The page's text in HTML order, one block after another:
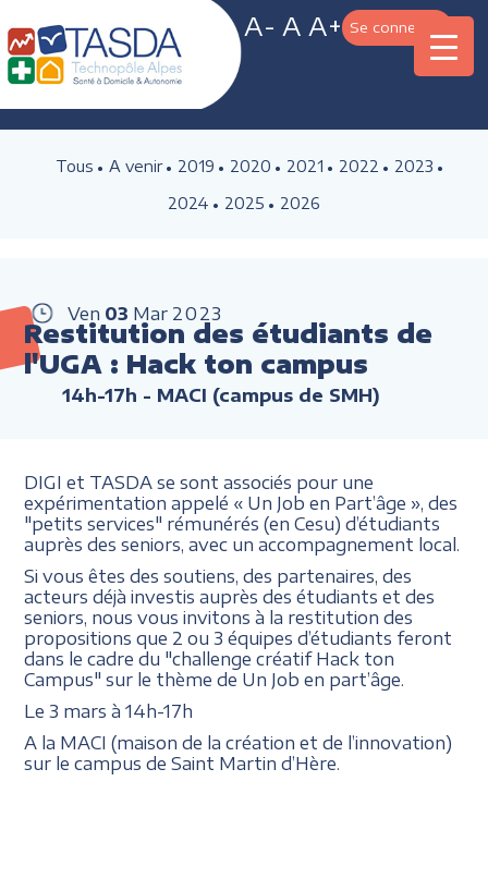
A- A A+ Se connecter
Tous A venir 2019 2020 2021 2022
2023
2024
2025 2026
Ven 03 Mar 2023
Restitution des étudiants de
l'UGA : Hack ton campus
14h-17h - MACI (campus de SMH)
DIGI et TASDA se sont associés pour une
expérimentation appelé « Un Job en Part’âge », des
"petits services" rémunérés (en Cesu) d’étudiants
auprès des seniors, avec un accompagnement local.
Si vous êtes des soutiens, des partenaires, des
acteurs déjà investis auprès des étudiants et des
seniors, nous vous invitons à la restitution des
propositions que 2 ou 3 équipes d’étudiants feront
dans le cadre du "challenge créatif Hack ton
Campus" sur le thème de Un Job en part’âge.
Le 3 mars à 14h-17h
A la MACI (maison de la création et de l’innovation)
sur le campus de Saint Martin d’Hère.